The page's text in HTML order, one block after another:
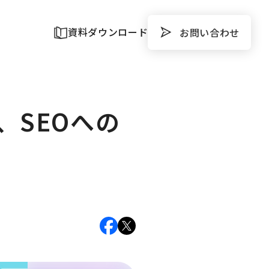
資料ダウンロード お問い合わせ
SEOへの